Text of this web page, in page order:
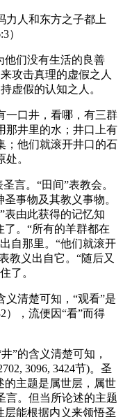
力人和东方之子都上
）
他们没有生活的良善
攻击真理的虚假之人
虚假的认知之人。
一口井，看哪，有三群
那井里的水；井口上有
；他们就滚开井口的石
。
言。“田间”表教会。
事物及其教义事物。
表由此获得的记忆知
了。“所有的羊群都在
自那里。“他们就滚开
教义出自它。“随后又
了。
义清楚可知，“观看”是
），流便因“看”而得
”的含义清楚可知，
3096, 3424节)。圣
的主题是属世层，属世
言。但当所论述的主题
层能根据内义来领悟圣